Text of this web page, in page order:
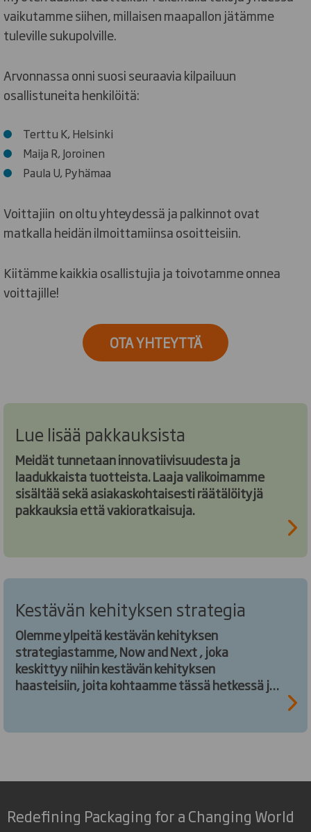
vaikutamme siihen, millaisen maapallon jätämme
tuleville sukupolville.
Arvonnassa onni suosi seuraavia kilpailuun
osallistuneita henkilöitä:
Terttu K, Helsinki
Maija R, Joroinen
Paula U, Pyhämaa
Voittajiin on oltu yhteydessä ja palkinnot ovat
matkalla heidän ilmoittamiinsa osoitteisiin.
Kiitämme kaikkia osallistujia ja toivotamme onnea
voittajille!
OTA YHTEYTTÄ
Lue lisää pakkauksista
Meidät tunnetaan innovatiivisuudesta ja
laadukkaista tuotteista. Laaja valikoimamme
sisältää sekä asiakaskohtaisesti räätälöityjä
pakkauksia että vakioratkaisuja.
Kestävän kehityksen strategia
Olemme ylpeitä kestävän kehityksen
strategiastamme, Now and Next , joka
keskittyy niihin kestävän kehityksen
haasteisiin, joita kohtaamme tässä hetkessä ja
Redefining Packaging for a Changing World